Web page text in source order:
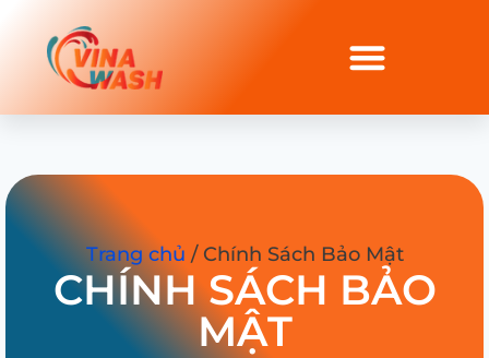
Trang chủ / Chính Sách Bảo Mật
CHÍNH SÁCH BẢO
MẬT